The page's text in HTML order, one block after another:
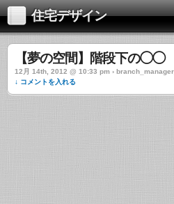
住宅デザイン
【夢の空間】階段下の◯◯
12月 14th, 2012 @ 10:33 pm ›
↓ コメントを入れる